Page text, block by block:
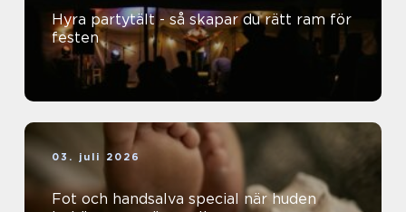
Hyra partytält - så skapar du rätt ram för
festen
03. juli 2026
Fot och handsalva special när huden